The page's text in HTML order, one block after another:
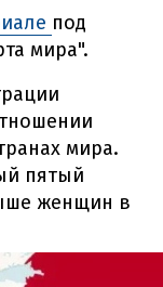
под
мира".
мира.
пятый
женщин в